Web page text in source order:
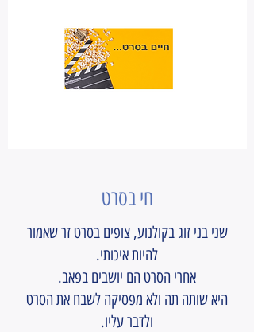
חי בסרט
שני בני זוג בקולנוע, צופים בסרט זר שאמור
להיות איכותי.
אחרי הסרט הם יושבים בפאב.
היא שותה תה ולא מפסיקה לשבח את הסרט
ולדבר עליו.